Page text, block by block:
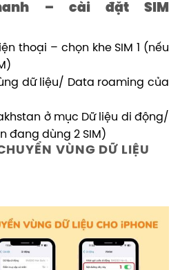
– cài đặt SIM
thoại – chọn khe SIM 1 (nếu
dữ liệu/ Data roaming của
ở mục Dữ liệu di động/
đang dùng 2 SIM)
VÙNG DỮ LIỆU